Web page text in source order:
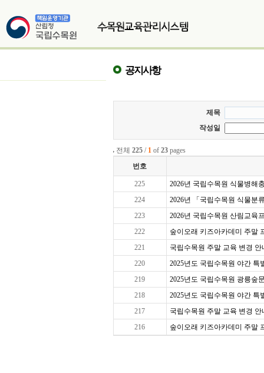
공지사항
제목
작성일
전체 225 / 1 of 23 pages
번호
225
2026년 국립수목원 식물병해
224
2026년 「국립수목원 식물분
223
2026년 국립수목원 산림교육
222
숲이오래 키즈아카데미 주말
221
국립수목원 주말 교육 변경 안
220
2025년도 국립수목원 야간 특
219
2025년도 국립수목원 광릉숲
218
2025년도 국립수목원 야간 특
217
국립수목원 주말 교육 변경
216
숲이오래 키즈아카데미 주말